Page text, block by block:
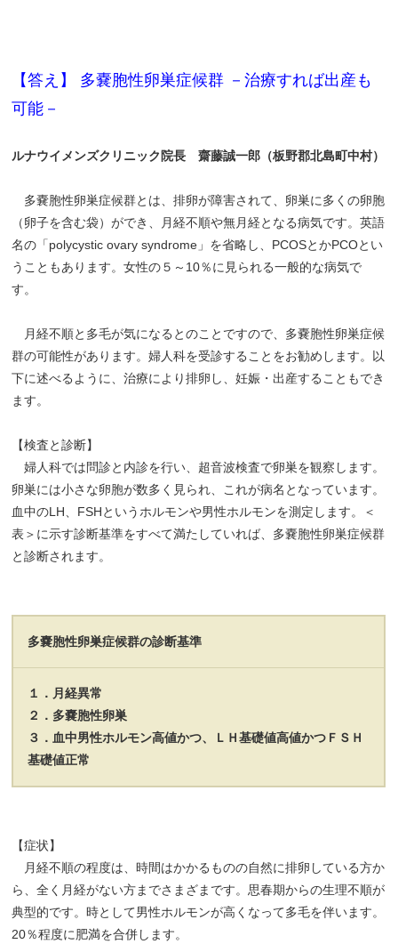
【答え】 多嚢胞性卵巣症候群 －治療すれば出産も
可能－
ルナウイメンズクリニック院長 齋藤誠一郎（板野郡北島町中村）
多嚢胞性卵巣症候群とは、排卵が障害されて、卵巣に多くの卵胞
（卵子を含む袋）ができ、月経不順や無月経となる病気です。英語
名の「polycystic ovary syndrome」を省略し、PCOSとかPCOとい
うこともあります。女性の５～10％に見られる一般的な病気で
す。
月経不順と多毛が気になるとのことですので、多嚢胞性卵巣症候
群の可能性があります。婦人科を受診することをお勧めします。以
下に述べるように、治療により排卵し、妊娠・出産することもでき
ます。
【検査と診断】
婦人科では問診と内診を行い、超音波検査で卵巣を観察します。
卵巣には小さな卵胞が数多く見られ、これが病名となっています。
血中のLH、FSHというホルモンや男性ホルモンを測定します。＜
表＞に示す診断基準をすべて満たしていれば、多嚢胞性卵巣症候群
と診断されます。
多嚢胞性卵巣症候群の診断基準
１．月経異常
２．多嚢胞性卵巣
３．血中男性ホルモン高値かつ、ＬＨ基礎値高値かつＦＳＨ
基礎値正常
【症状】
月経不順の程度は、時間はかかるものの自然に排卵している方か
ら、全く月経がない方までさまざまです。思春期からの生理不順が
典型的です。時として男性ホルモンが高くなって多毛を伴います。
20％程度に肥満を合併します。